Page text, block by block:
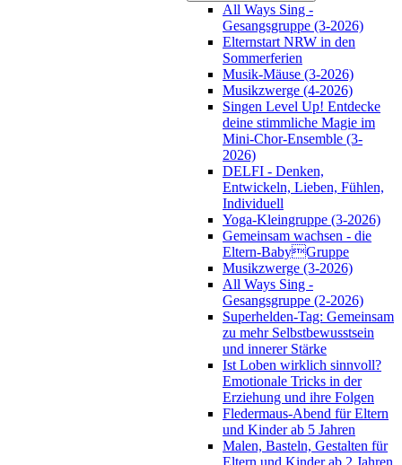
All Ways Sing -
Gesangsgruppe (3-2026)
Elternstart NRW in den
Sommerferien
Musik-Mäuse (3-2026)
Musikzwerge (4-2026)
Singen Level Up! Entdecke
deine stimmliche Magie im
Mini-Chor-Ensemble (3-
2026)
DELFI - Denken,
Entwickeln, Lieben, Fühlen,
Individuell
Yoga-Kleingruppe (3-2026)
Gemeinsam wachsen - die
Eltern-BabyGruppe
Musikzwerge (3-2026)
All Ways Sing -
Gesangsgruppe (2-2026)
Superhelden-Tag: Gemeinsam
zu mehr Selbstbewusstsein
und innerer Stärke
Ist Loben wirklich sinnvoll?
Emotionale Tricks in der
Erziehung und ihre Folgen
Fledermaus-Abend für Eltern
und Kinder ab 5 Jahren
Malen, Basteln, Gestalten für
Eltern und Kinder ab 2 Jahren